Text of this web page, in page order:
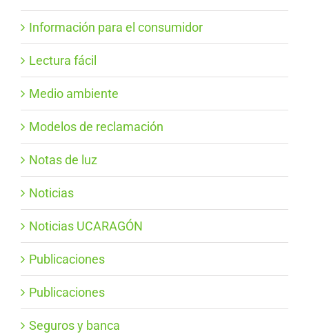
Información para el consumidor
Lectura fácil
Medio ambiente
Modelos de reclamación
Notas de luz
Noticias
Noticias UCARAGÓN
Publicaciones
Publicaciones
Seguros y banca